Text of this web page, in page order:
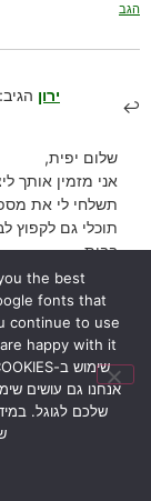
הגב
ירון הגיב:
שלום יפית,
אני מזמין אותך
תשלחי לי את
תוכלי גם לקפוץ
בבית.
בהצלחה,
ירון
הגב
אורי דרור
the best
fonts that
continue to use
שלכם לגוגל.